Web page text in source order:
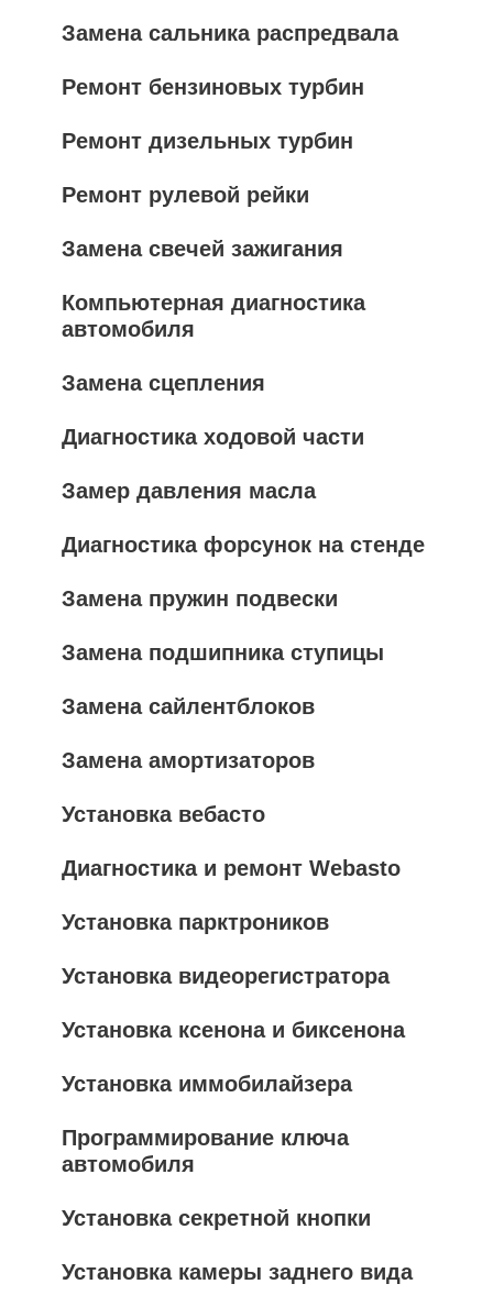
Замена сальника распредвала
Ремонт бензиновых турбин
Ремонт дизельных турбин
Ремонт рулевой рейки
Замена свечей зажигания
Компьютерная диагностика
автомобиля
Замена сцепления
Диагностика ходовой части
Замер давления масла
Диагностика форсунок на стенде
Замена пружин подвески
Замена подшипника ступицы
Замена сайлентблоков
Замена амортизаторов
Установка вебасто
Диагностика и ремонт Webasto
Установка парктроников
Установка видеорегистратора
Установка ксенона и биксенона
Установка иммобилайзера
Программирование ключа
автомобиля
Установка секретной кнопки
Установка камеры заднего вида